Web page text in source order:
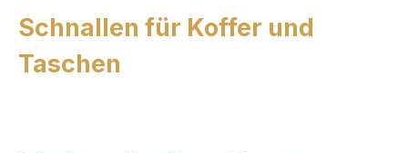
Schnallen für Koffer und
Taschen